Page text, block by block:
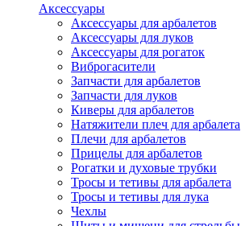
Аксессуары
Аксессуары для арбалетов
Аксессуары для луков
Аксессуары для рогаток
Виброгасители
Запчасти для арбалетов
Запчасти для луков
Киверы для арбалетов
Натяжители плеч для арбалета
Плечи для арбалетов
Прицелы для арбалетов
Рогатки и духовые трубки
Тросы и тетивы для арбалета
Тросы и тетивы для лука
Чехлы